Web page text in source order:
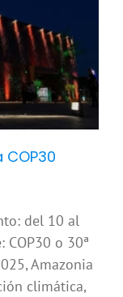
del 10 al
o 30ª
Amazonia
climática,